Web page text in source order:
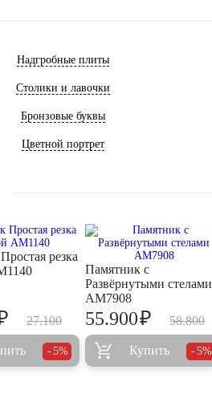
Надгробные плиты
Столики и лавочки
Бронзовые буквы
Цветной портрет
резка
27.100
5%
Памятник с
Развёрнутыми стелами
AM7908
58.800
55.900₽
Купить 5%